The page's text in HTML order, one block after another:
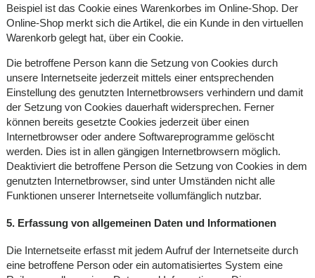
Beispiel ist das Cookie eines Warenkorbes im Online-Shop. Der
Online-Shop merkt sich die Artikel, die ein Kunde in den virtuellen
Warenkorb gelegt hat, über ein Cookie.
Die betroffene Person kann die Setzung von Cookies durch
unsere Internetseite jederzeit mittels einer entsprechenden
Einstellung des genutzten Internetbrowsers verhindern und damit
der Setzung von Cookies dauerhaft widersprechen. Ferner
können bereits gesetzte Cookies jederzeit über einen
Internetbrowser oder andere Softwareprogramme gelöscht
werden. Dies ist in allen gängigen Internetbrowsern möglich.
Deaktiviert die betroffene Person die Setzung von Cookies in dem
genutzten Internetbrowser, sind unter Umständen nicht alle
Funktionen unserer Internetseite vollumfänglich nutzbar.
5. Erfassung von allgemeinen Daten und Informationen
Die Internetseite erfasst mit jedem Aufruf der Internetseite durch
eine betroffene Person oder ein automatisiertes System eine